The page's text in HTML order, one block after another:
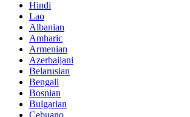
Hindi
Lao
Albanian
Amharic
Armenian
Azerbaijani
Belarusian
Bengali
Bosnian
Bulgarian
Cebuano